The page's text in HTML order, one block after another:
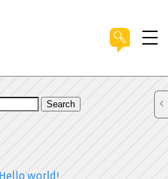
Search
Hello world!